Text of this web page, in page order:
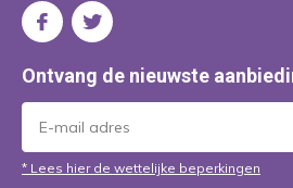
Ontvang de nieuwste
* Lees hier de wettelijke beperkingen